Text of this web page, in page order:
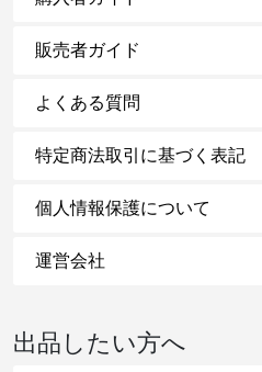
販売者ガイド
よくある質問
特定商法取引に基づく表記
個人情報保護について
運営会社
出品したい方へ